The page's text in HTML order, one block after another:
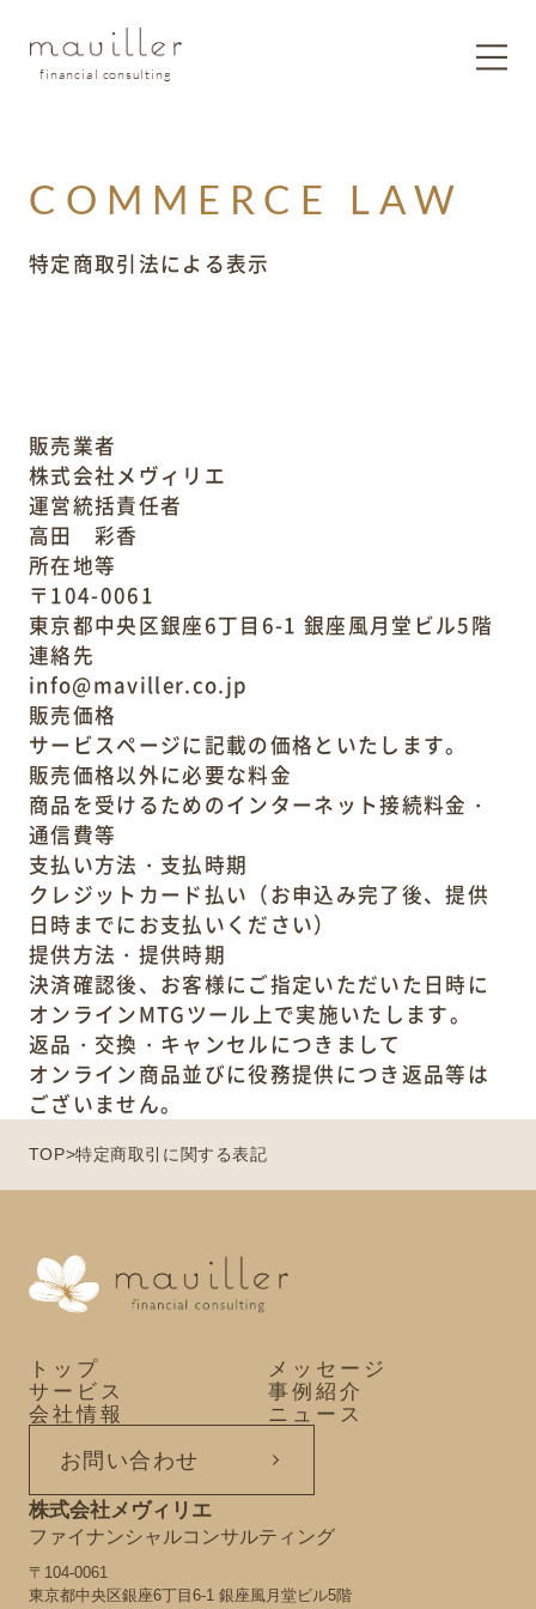
financial consulting
COMMERCE LAW
特定商取引法による表示
販売業者
株式会社メヴィリエ
運営統括責任者
高田 彩香
所在地等
〒104-0061
東京都中央区銀座6丁目6-1 銀座風月堂ビル5階
連絡先
info@maviller.co.jp
販売価格
サービスページに記載の価格といたします。
販売価格以外に必要な料金
商品を受けるためのインターネット接続料金・
通信費等
支払い方法・支払時期
クレジットカード払い（お申込み完了後、提供
日時までにお支払いください）
提供方法・提供時期
決済確認後、お客様にご指定いただいた日時に
オンラインMTGツール上で実施いたします。
返品・交換・キャンセルにつきまして
オンライン商品並びに役務提供につき返品等は
ございません。
TOP>特定商取引に関する表記
トップ
メッセージ
サービス
事例紹介
会社情報
ニュース
お問い合わせ
株式会社メヴィリエ
ファイナンシャルコンサルティング
〒104-0061
東京都中央区銀座6丁目6-1 銀座風月堂ビル5階